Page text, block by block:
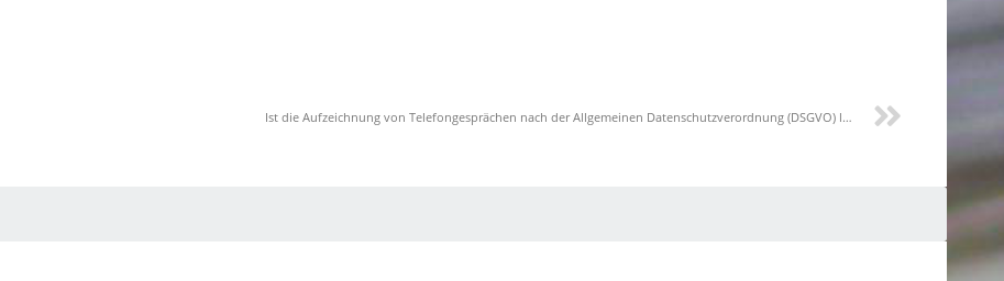
Ist die Aufzeichnung von Telefongesprächen nach der Allgemeinen Datenschutzverordnung (DSGVO) legal?